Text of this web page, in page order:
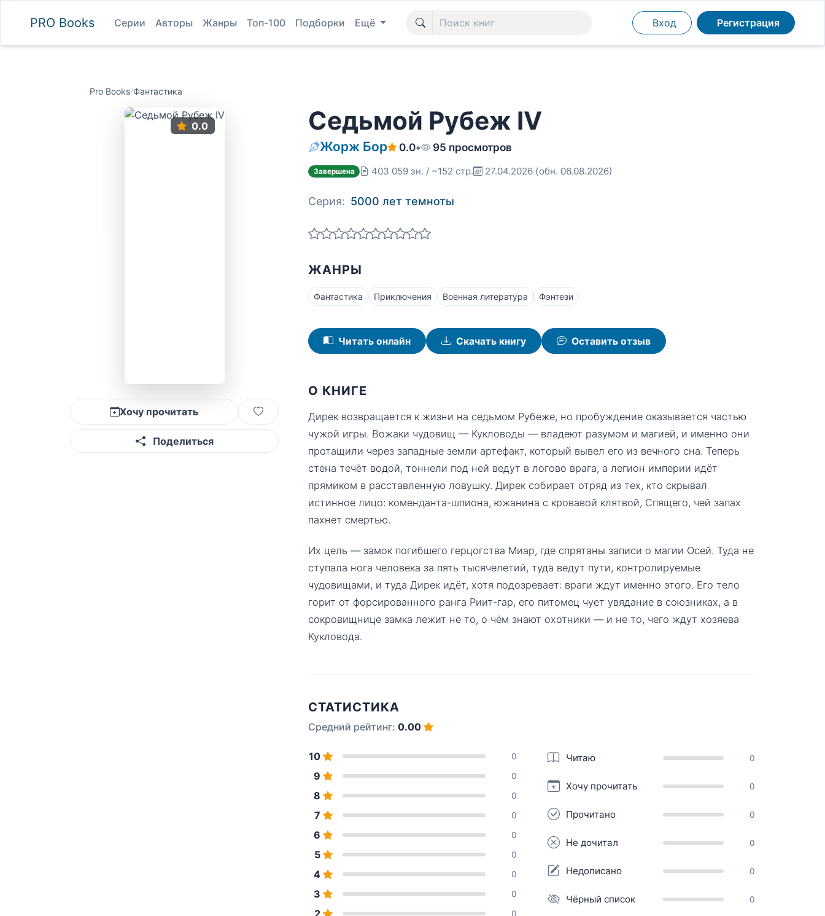
PRO Books Серии Авторы Жанры Топ-100 Подборки Ещё Вход Регистрация
Pro Books/Фантастика
0.0
Хочу прочитать
Поделиться
Седьмой Рубеж IV
Жорж Бор 0.0• 95 просмотров
Завершена 403 059 зн. / ~152 стр. 27.04.2026 (обн. 06.08.2026)
Серия: 5000 лет темноты
ЖАНРЫ
Фантастика Приключения Военная литература Фэнтези
Читать онлайн Скачать книгу Оставить отзыв
О КНИГЕ
Дирек возвращается к жизни на седьмом Рубеже, но пробуждение оказывается частью
чужой игры. Вожаки чудовищ — Кукловоды — владеют разумом и магией, и именно они
протащили через западные земли артефакт, который вывел его из вечного сна. Теперь
стена течёт водой, тоннели под ней ведут в логово врага, а легион империи идёт
прямиком в расставленную ловушку. Дирек собирает отряд из тех, кто скрывал
истинное лицо: коменданта-шпиона, южанина с кровавой клятвой, Спящего, чей запах
пахнет смертью.
Их цель — замок погибшего герцогства Миар, где спрятаны записи о магии Осей. Туда не
ступала нога человека за пять тысячелетий, туда ведут пути, контролируемые
чудовищами, и туда Дирек идёт, хотя подозревает: враги ждут именно этого. Его тело
горит от форсированного ранга Риит-гар, его питомец чует увядание в союзниках, а в
сокровищнице замка лежит не то, о чём знают охотники — и не то, чего ждут хозяева
Кукловода.
СТАТИСТИКА
Средний рейтинг: 0.00
10 0
9 0
8 0
7 0
6 0
5 0
4 0
3 0
2 0
Читаю 0
Хочу прочитать 0
Прочитано 0
Не дочитал 0
Недописано 0
Чёрный список 0